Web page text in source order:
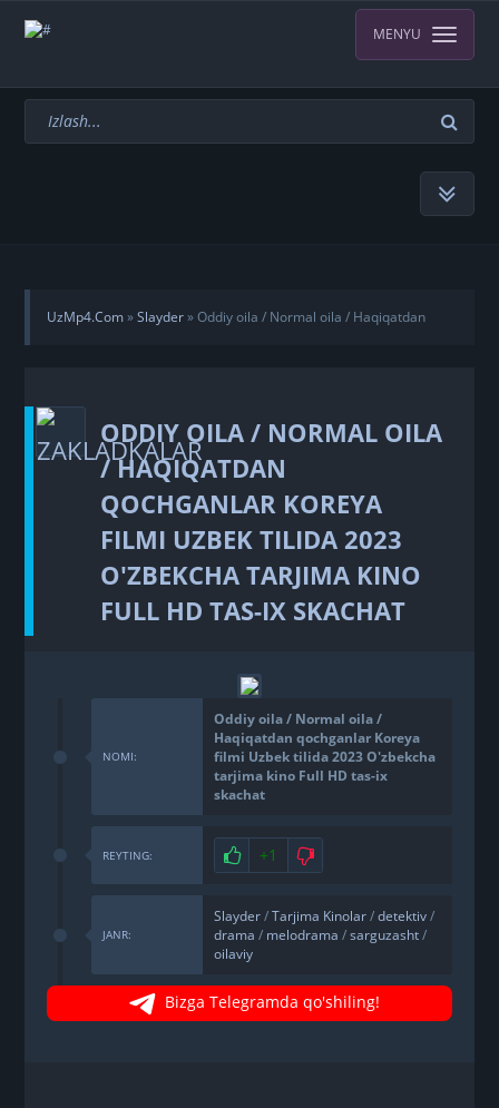
MENYU
UzMp4.Com»Slayder» Oddiy oila / Normal oila / Haqiqatdan
Full HD tas-ix skachat
ODDIY OILA / NORMAL OILA
/ HAQIQATDAN
QOCHGANLAR KOREYA
FILMI UZBEK TILIDA 2023
O'ZBEKCHA TARJIMA KINO
FULL HD TAS-IX SKACHAT
NOMI:
Oddiy oila / Normal oila /
Haqiqatdan qochganlar Koreya
filmi Uzbek tilida 2023 O'zbekcha
tarjima kino Full HD tas-ix
skachat
REYTING: +1
JANR:
Slayder/Tarjima Kinolar/detektiv/
drama / melodrama /sarguzasht/
oilaviy
Bizga Telegramda qo'shiling!